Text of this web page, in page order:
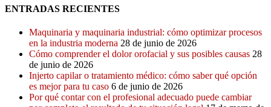
ENTRADAS RECIENTES
Maquinaria y maquinaria industrial: cómo optimizar procesos
en la industria moderna 28 de junio de 2026
Cómo comprender el dolor orofacial y sus posibles causas 28
de junio de 2026
Injerto capilar o tratamiento médico: cómo saber qué opción
es mejor para tu caso 6 de junio de 2026
Por qué contar con el profesional adecuado puede cambiar